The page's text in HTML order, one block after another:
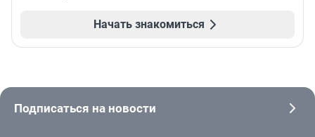
Начать знакомиться
Подписаться на новости